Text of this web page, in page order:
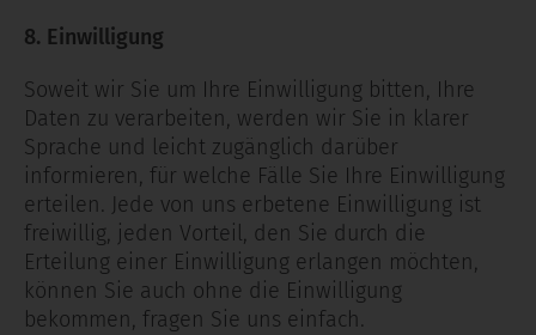
8. Einwilligung
Soweit wir Sie um Ihre Einwilligung bitten, Ihre
Daten zu verarbeiten, werden wir Sie in klarer
Sprache und leicht zugänglich darüber
informieren, für welche Fälle Sie Ihre Einwilligung
erteilen. Jede von uns erbetene Einwilligung ist
freiwillig, jeden Vorteil, den Sie durch die
Erteilung einer Einwilligung erlangen möchten,
können Sie auch ohne die Einwilligung
bekommen, fragen Sie uns einfach.